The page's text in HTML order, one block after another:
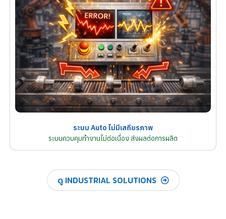
ระบบ Auto ไม่มีเสถียรภาพ
ระบบควบคุมทำงานไม่ต่อเนื่อง ส่งผลต่อการผลิต
ดู INDUSTRIAL SOLUTIONS